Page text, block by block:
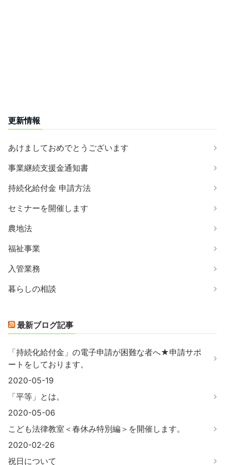
更新情報
あけましておめでとうございます
事業継続支援金通知書
持続化給付金 申請方法
セミナーを開催します
農地法
福祉事業
入管業務
暮らしの相談
最新ブログ記事
「持続化給付金」の電子申請が困難な者へ★申請サポ
ートをしております。
2020-05-19
「平等」とは。
2020-05-06
こども法律教室＜春休み特別編＞を開催します。
2020-02-26
祝日について